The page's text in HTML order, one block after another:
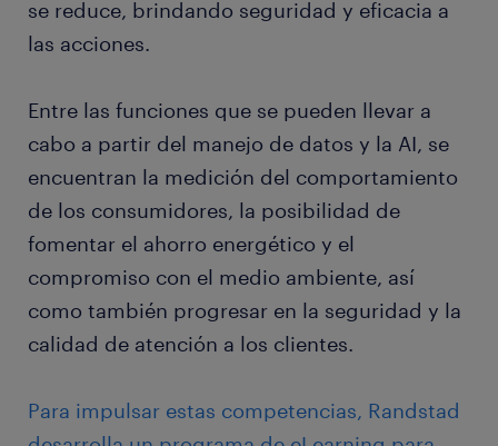
se reduce, brindando seguridad y eficacia a
las acciones.
Entre las funciones que se pueden llevar a
cabo a partir del manejo de datos y la AI, se
encuentran la medición del comportamiento
de los consumidores, la posibilidad de
fomentar el ahorro energético y el
compromiso con el medio ambiente, así
como también progresar en la seguridad y la
calidad de atención a los clientes.
Para impulsar estas competencias, Randstad